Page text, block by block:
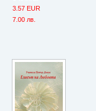
3.57 EUR
7.00 лв.